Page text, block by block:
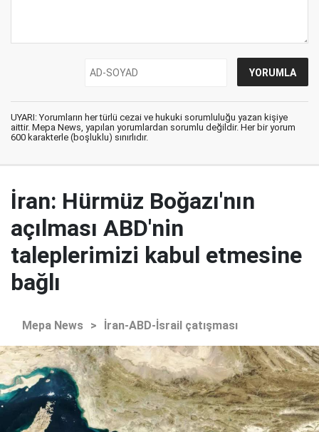
UYARI: Yorumların her türlü cezai ve hukuki sorumluluğu yazan kişiye
aittir. Mepa News, yapılan yorumlardan sorumlu değildir. Her bir yorum
600 karakterle (boşluklu) sınırlıdır.
İran: Hürmüz Boğazı'nın
açılması ABD'nin
taleplerimizi kabul etmesine
bağlı
Mepa News > İran-ABD-İsrail çatışması